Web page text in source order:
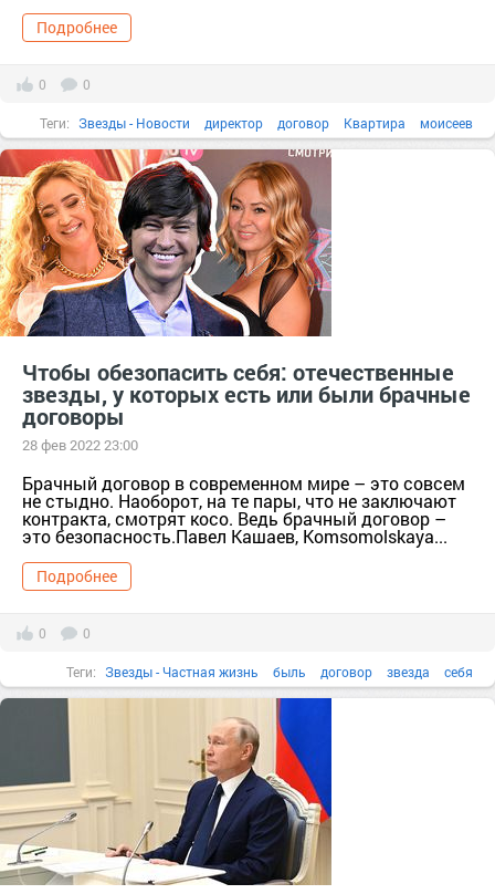
Подробнее
0 0
Теги: Звезды - Новости директор договор Квартира моисеев
Чтобы обезопасить себя: отечественные
звезды, у которых есть или были брачные
договоры
28 фев 2022 23:00
Брачный договор в современном мире – это совсем
не стыдно. Наоборот, на те пары, что не заключают
контракта, смотрят косо. Ведь брачный договор –
это безопасность.Павел Кашаев, Komsomolskaya...
Подробнее
0 0
Теги: Звезды - Частная жизнь быль договор звезда себя